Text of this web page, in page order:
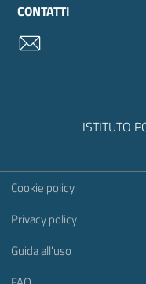
CONTATTI
ISTITUTO
Sezione Link
Cookie policy
Privacy policy
Guida all'uso